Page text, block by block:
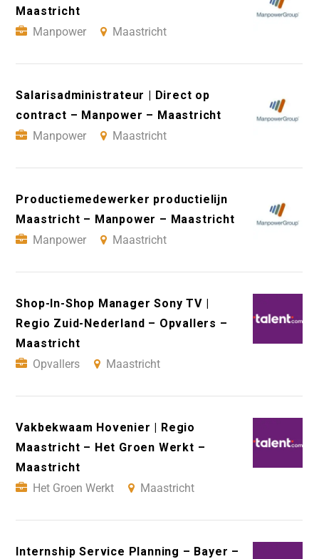
Maastricht
Manpower
Maastricht
Salarisadministrateur | Direct op
contract – Manpower – Maastricht
Manpower
Maastricht
Productiemedewerker productielijn
Maastricht – Manpower – Maastricht
Manpower
Maastricht
Shop-In-Shop Manager Sony TV |
Regio Zuid-Nederland – Opvallers –
Maastricht
Opvallers
Maastricht
Vakbekwaam Hovenier | Regio
Maastricht – Het Groen Werkt –
Maastricht
Het Groen Werkt
Maastricht
Internship Service Planning – Bayer –